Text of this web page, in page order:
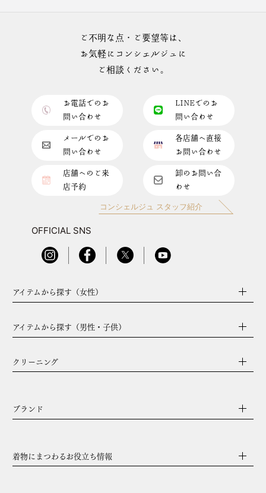
ご不明な点・ご要望等は、
お気軽にコンシェルジュに
ご相談ください。
お電話でのお
問い合わせ
LINEでのお
問い合わせ
メールでのお
問い合わせ
各店舗へ直接
お問い合わせ
店舗へのご来
店予約
卸のお問い合
わせ
コンシェルジュ スタッフ紹介
OFFICIAL SNS
アイテムから探す（女性）
アイテムから探す（男性・子供）
クリーニング
ブランド
着物にまつわるお役立ち情報